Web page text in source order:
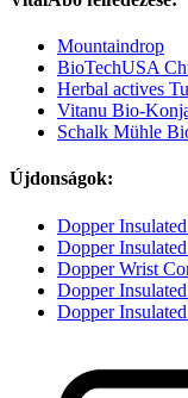
Mountaindrop
BioTechUSA
Herbal actives
Vitanu Bio-
Schalk Mühle
Újdonságok:
Dopper
Dopper
Dopper Wrist
Dopper
Dopper